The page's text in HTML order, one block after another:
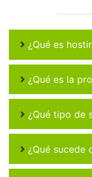
¿Qué es
¿Qué es la
¿Qué tipo de
¿Qué sucede